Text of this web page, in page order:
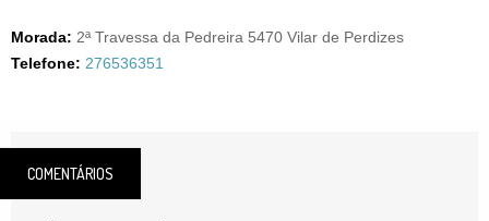
Morada: 2ª Travessa da Pedreira 5470 Vilar de Perdizes
Telefone: 276536351
COMENTÁRIOS